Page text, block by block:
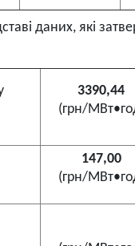
даних, які
3390,44
(грн/
147,00
(грн/